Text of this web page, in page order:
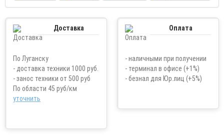
Доставка
По Луганску
- доставка техники 1000 руб.
- занос техники от 500 руб
По области 45 руб/км
уточнить
Оплата
- наличными при получении
- терминал в офисе (+1%)
- безнал для Юр.лиц (+5%)